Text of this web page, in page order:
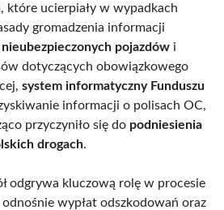
które ucierpiały w wypadkach
gromadzenia informacji
nieubezpieczonych pojazdów i
dotyczących obowiązkowego
system informatyczny Funduszu
informacji o polisach OC,
przyczyniło się do podniesienia
drogach.
odgrywa kluczową rolę w procesie
wypłat odszkodowań oraz